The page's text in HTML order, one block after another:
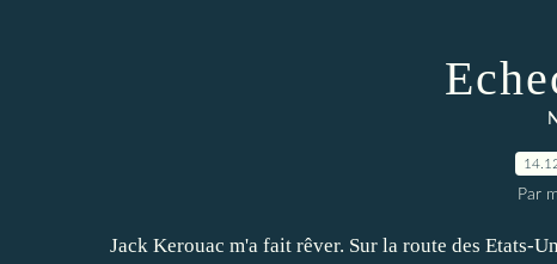
Par
Jack Kerouac m'a fait rêver. Sur la route des Etats-